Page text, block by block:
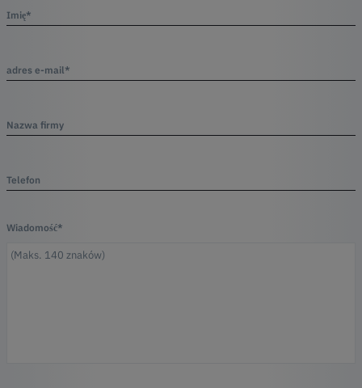
Imię*
adres e-mail*
Nazwa firmy
Telefon
Wiadomość*